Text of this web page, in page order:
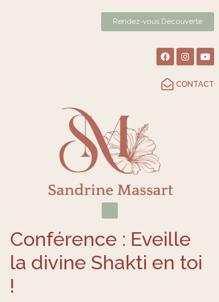
Rendez-vous Découverte
CONTACT
Conférence : Eveille
la divine Shakti en toi
!